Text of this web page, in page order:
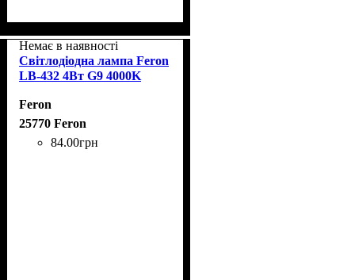
Немає в наявності
Світлодіодна лампа Feron
LB-432 4Вт G9 4000K
Feron
25770 Feron
84.00грн